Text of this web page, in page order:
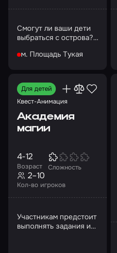
Смогут ли ваши дети
выбраться с острова?
м. Площадь Тукая
Для детей
Квест-Анимация
Академия
магии
Возраст
4-12
Сложность
Кол-во игроков
2–10
Участникам предстоит
выполнять задания и